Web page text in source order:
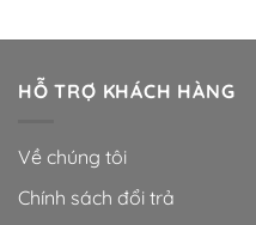
HỖ TRỢ KHÁCH HÀNG
Về chúng tôi
Chính sách đổi trả